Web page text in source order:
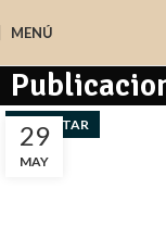
MENÚ
29
MAY
BIENESTAR